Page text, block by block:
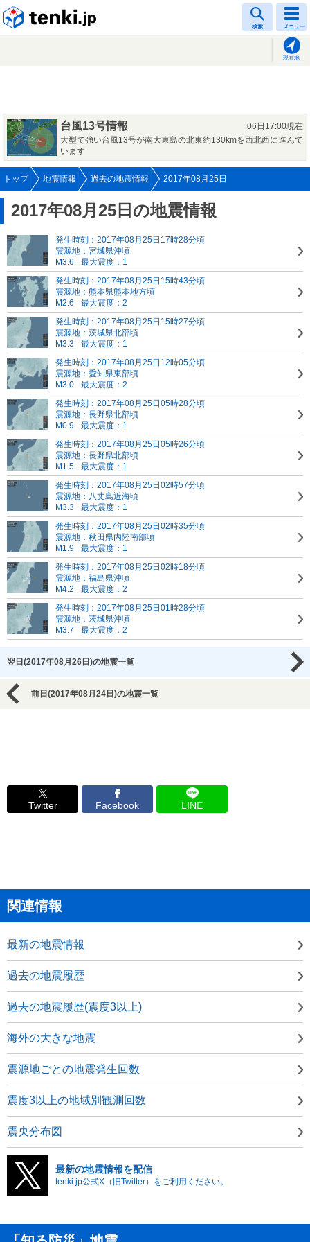
検索 メニュー
現在地
台風13号情報
06日17:00現在
大型で強い台風13号が南大東島の北東約130kmを西北西に進んで
います
トップ 地震情報 過去の地震情報 2017年08月25日
2017年08月25日の地震情報
発生時刻：2017年08月25日17時28分頃
震源地：宮城県沖頃
M3.6
最大震度：1
発生時刻：2017年08月25日15時43分頃
震源地：熊本県熊本地方頃
M2.6
最大震度：2
発生時刻：2017年08月25日15時27分頃
震源地：茨城県北部頃
M3.3
最大震度：1
発生時刻：2017年08月25日12時05分頃
震源地：愛知県東部頃
M3.0
最大震度：2
発生時刻：2017年08月25日05時28分頃
震源地：長野県北部頃
M0.9
最大震度：1
発生時刻：2017年08月25日05時26分頃
震源地：長野県北部頃
M1.5
最大震度：1
発生時刻：2017年08月25日02時57分頃
震源地：八丈島近海頃
M3.3
最大震度：1
発生時刻：2017年08月25日02時35分頃
震源地：秋田県内陸南部頃
M1.9
最大震度：1
発生時刻：2017年08月25日02時18分頃
震源地：福島県沖頃
M4.2
最大震度：2
発生時刻：2017年08月25日01時28分頃
震源地：茨城県沖頃
M3.7
最大震度：2
翌日(2017年08月26日)の地震一覧
前日(2017年08月24日)の地震一覧
Twitter Facebook LINE
関連情報
最新の地震情報
過去の地震履歴
過去の地震履歴(震度3以上)
海外の大きな地震
震源地ごとの地震発生回数
震度3以上の地域別観測回数
震央分布図
最新の地震情報を配信
tenki.jp公式X（旧Twitter）をご利用ください。